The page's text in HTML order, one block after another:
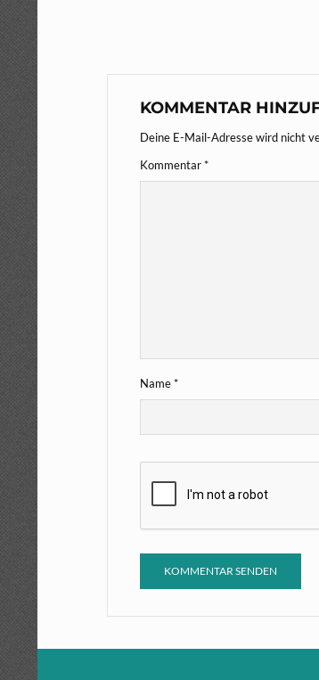
KOMMENTAR
Deine E-Mail-Adresse wird nicht
Kommentar*
Name*